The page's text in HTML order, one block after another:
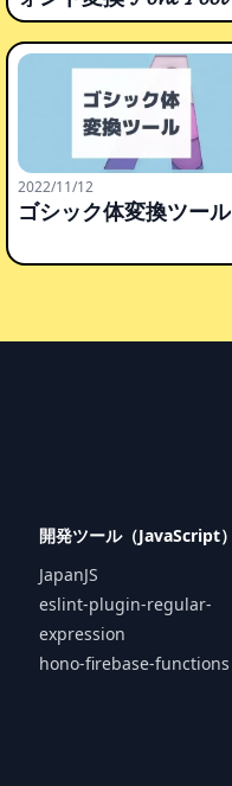
2022/11/12
ゴシック体変換ツール
開発ツール（JavaScript）
JapanJS
eslint-plugin-regular-
expression
hono-firebase-functions